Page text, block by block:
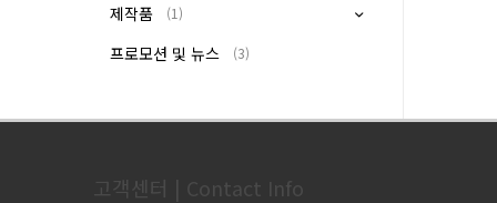
제작품 (1)
프로모션 및 뉴스 (3)
고객센터 | Contact Info